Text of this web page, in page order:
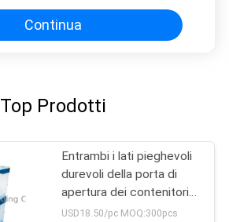
Continua
Top Prodotti
Entrambi i lati pieghevoli
durevoli della porta di
apertura dei contenitori
del vergine pp
USD18.50/pc MOQ:300pcs